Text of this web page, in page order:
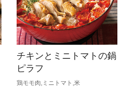
チキンとミニトマトの鍋
ピラフ
鶏モモ肉,ミニトマト,米